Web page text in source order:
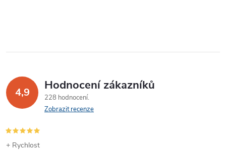
4,9 Hodnocení zákazníků
228 hodnocení
Zobrazit recenze
+ Rychlost